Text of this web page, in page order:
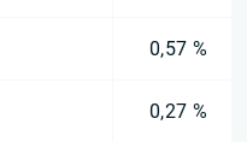
0,57 %
0,27 %